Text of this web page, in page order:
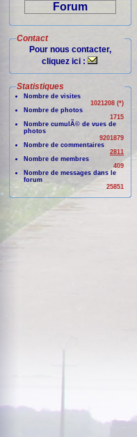
Forum
Contact
Pour nous contacter,
cliquez ici :
Statistiques
Nombre de visites
1021208 (*)
Nombre de photos
1715
Nombre cumulÃ© de vues de
photos
9201879
Nombre de commentaires
2811
Nombre de membres
409
Nombre de messages dans le
forum
25851